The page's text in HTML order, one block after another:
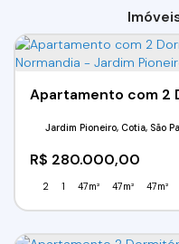
R$ 280.000,00
Jardim Pioneiro, Cotia, São
2 1 47m² 47m² 47m²